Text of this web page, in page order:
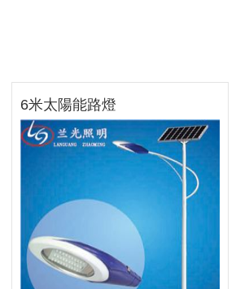
6米太陽能路燈